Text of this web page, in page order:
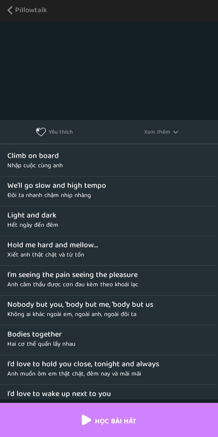
Pillowtalk
Yêu thích Xem thêm
Climb on board
Nhập cuộc cùng anh
We'll go slow and high tempo
Đôi ta nhanh chậm nhịp nhàng
Light and dark
Hết ngày đến đêm
Hold me hard and mellow...
Xiết anh thật chặt và từ tốn
I'm seeing the pain seeing the pleasure
Anh cảm thấu được cơn đau kèm theo khoái lạc
Nobody but you, 'body but me, 'body but us
Không ai khác ngoài em, ngoài anh, ngoài đôi ta
Bodies together
Hai cơ thể quấn lấy nhau
I'd love to hold you close, tonight and always
Anh muốn ôm em thật chặt, đêm nay và mãi mãi
I'd love to wake up next to you
Anh muốn tỉnh giấc có em bên cạnh
So we'll piss off the neighboursHỌC BÀI HÁT